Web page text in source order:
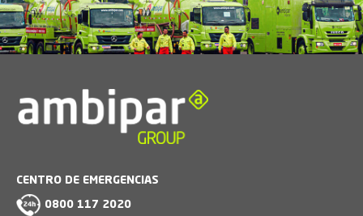
CENTRO DE EMERGENCIAS
0800 117 2020